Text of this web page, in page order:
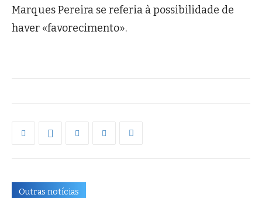
Marques Pereira se referia à possibilidade de
haver «favorecimento».
Outras notícias